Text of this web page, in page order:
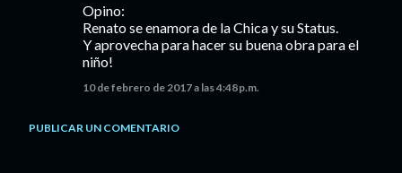
Opino:
Renato se enamora de la Chica y su Status.
Y aprovecha para hacer su buena obra para el
niño!
10 de febrero de 2017 a las 4:48 p.m.
PUBLICAR UN COMENTARIO